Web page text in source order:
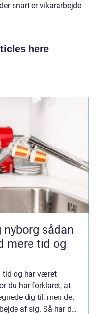
snart er vikararbejde
here
sådan
mere tid og
tid og har været
du har forklaret, at
dig til, men det
af sig. Så har du